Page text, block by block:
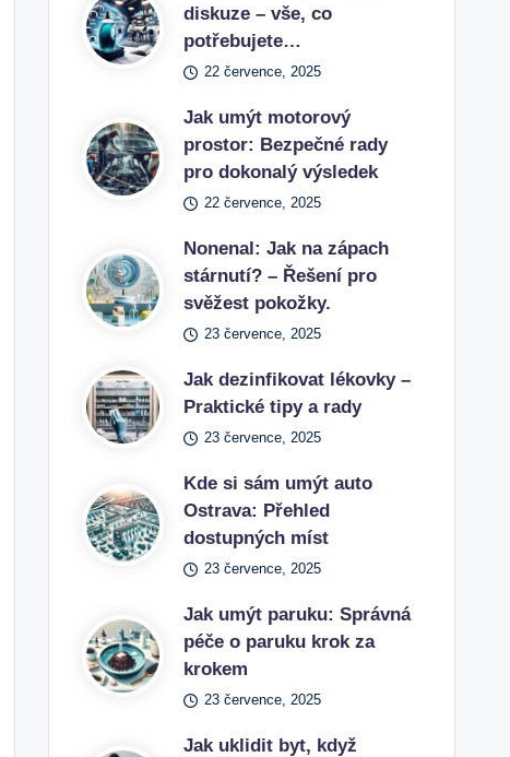
diskuze – vše, co
potřebujete…
22 července, 2025
Jak umýt motorový
prostor: Bezpečné rady
pro dokonalý výsledek
22 července, 2025
Nonenal: Jak na zápach
stárnutí? – Řešení pro
svěžest pokožky.
23 července, 2025
Jak dezinfikovat lékovky –
Praktické tipy a rady
23 července, 2025
Kde si sám umýt auto
Ostrava: Přehled
dostupných míst
23 července, 2025
Jak umýt paruku: Správná
péče o paruku krok za
krokem
23 července, 2025
Jak uklidit byt, když